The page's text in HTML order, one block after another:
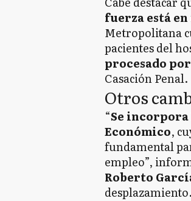
fuerza está
Metropolitana
pacientes del
procesado
Casación Penal.
Otros
“Se incorpora
Económico,
fundamental
empleo”,
Roberto
desplazamiento.